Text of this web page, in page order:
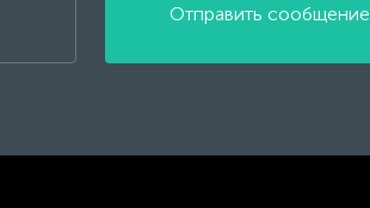
Отправить сообщение